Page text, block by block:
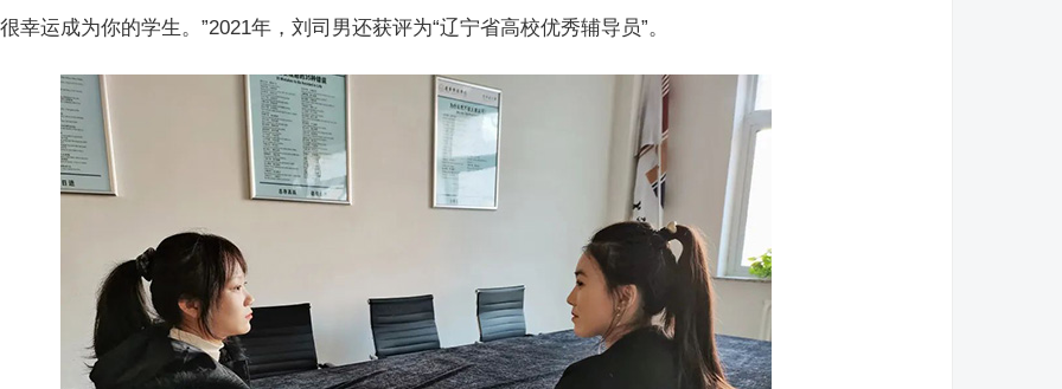
幸运成为你的学生。”2021年，刘司男还获评为“辽宁省高校优秀辅导员”。